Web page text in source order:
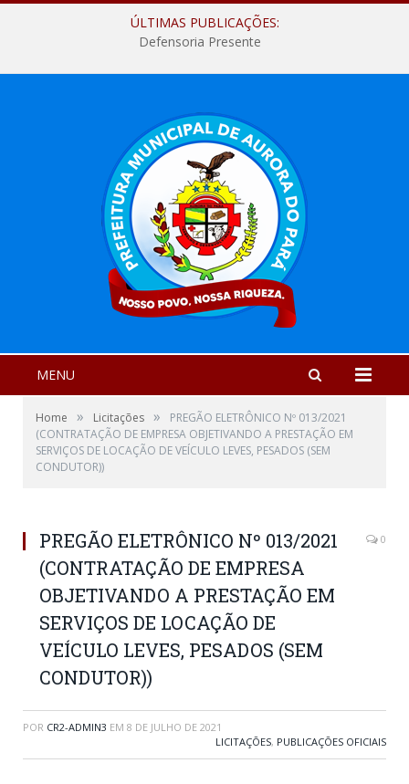
ÚLTIMAS PUBLICAÇÕES:
Defensoria Presente
MENU
Home » Licitações »
PREGÃO ELETRÔNICO Nº 013/2021
(CONTRATAÇÃO DE EMPRESA OBJETIVANDO A PRESTAÇÃO EM
SERVIÇOS DE LOCAÇÃO DE VEÍCULO LEVES, PESADOS (SEM
CONDUTOR))
PREGÃO ELETRÔNICO Nº 013/2021
(CONTRATAÇÃO DE EMPRESA
OBJETIVANDO A PRESTAÇÃO EM
SERVIÇOS DE LOCAÇÃO DE
VEÍCULO LEVES, PESADOS (SEM
CONDUTOR))
0
POR CR2-ADMIN3 EM 8 DE JULHO DE 2021
LICITAÇÕES, PUBLICAÇÕES OFICIAIS